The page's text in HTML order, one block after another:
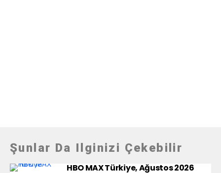
Şunlar Da Ilginizi Çekebilir
HBO MAX Türkiye, Ağustos 2026